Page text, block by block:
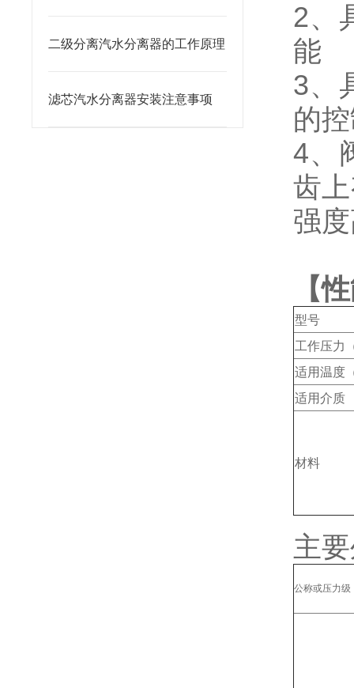
二级分离汽水分离器的工作原理
滤芯汽水分离器安装注意事项
2、
能
3、
的
4、
齿
强
【
型号
工作压力
适用温度
适用介质
材料
主
公称或压力级